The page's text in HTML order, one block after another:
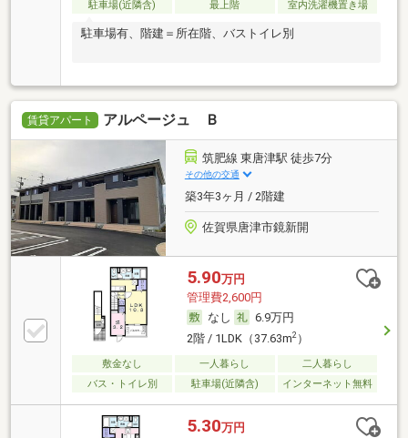
駐車場(近隣含) 最上階 室内洗濯機置き場
駐車場有、階建＝所在階、バストイレ別
賃貸アパート アルページュ Ｂ
筑肥線 東唐津駅 徒歩7分
その他の交通
築3年3ヶ月 / 2階建
佐賀県唐津市鏡新開
5.90万円
管理費2,600円
なし
6.9万円
2階 / 1LDK（37.63m2）
敷金なし 一人暮らし
二人暮らし
バス・トイレ別
駐車場(近隣含) インターネット無料
5.30万円